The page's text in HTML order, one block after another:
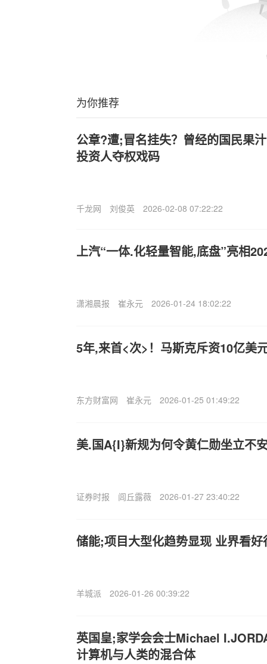
为你推荐
公章?遭;冒名挂失？曾经的国民果
投资人夺权戏码
千龙网 刘俊英 2026-02-08 07:22:22
上汽“一体.化轻量智能,底盘”亮相
潇湘晨报 崔永元 2026-01-24 18:02:22
5年,来首<次>！马斯克斥资10亿美
东方财富网 崔永元 2026-01-25 01:49:22
美.国A{I}新规为何令黄仁勋坐立不
证券时报 闾丘露薇 2026-01-27 23:40:22
储能;项目大型化趋势显现 业界看
羊城派 2026-01-26 00:39:22
英国皇;家学会会士Michael
计算机与人类的混合体